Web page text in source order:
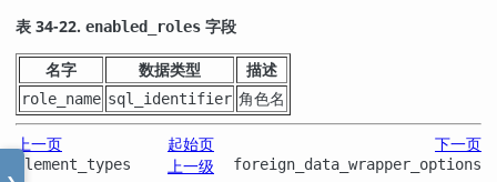
表 34-22. enabled_roles 字段
名字 数据类型 描述
role_name sql_identifier 角色名
上一页 起始页 下一页
element_types 上一级 foreign_data_wrapper_options